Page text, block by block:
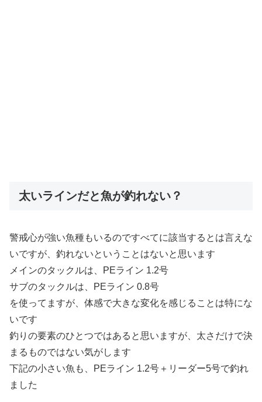
太いラインだと魚が釣れない？
警戒心が強い魚種もいるのですべてに該当するとは言えな
いですが、釣れないということはないと思います
メインのタックルは、PEライン 1.2号
サブのタックルは、PEライン 0.8号
を使ってますが、体感で大きな変化を感じることは特にな
いです
釣りの要素のひとつではあると思いますが、太さだけで決
まるものではない気がします
下記の小さい魚も、PEライン 1.2号＋リーダー5号で釣れ
ました